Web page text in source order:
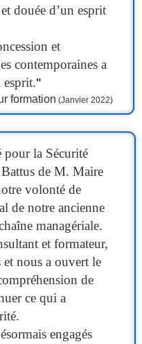
douée d’un esprit
et
contemporaines a
esprit."
formation (Janvier 2022)
la Sécurité
de M. Maire
volonté de
de notre ancienne
managériale.
et formateur,
et nous a ouvert le
de
ce qui a
engagés